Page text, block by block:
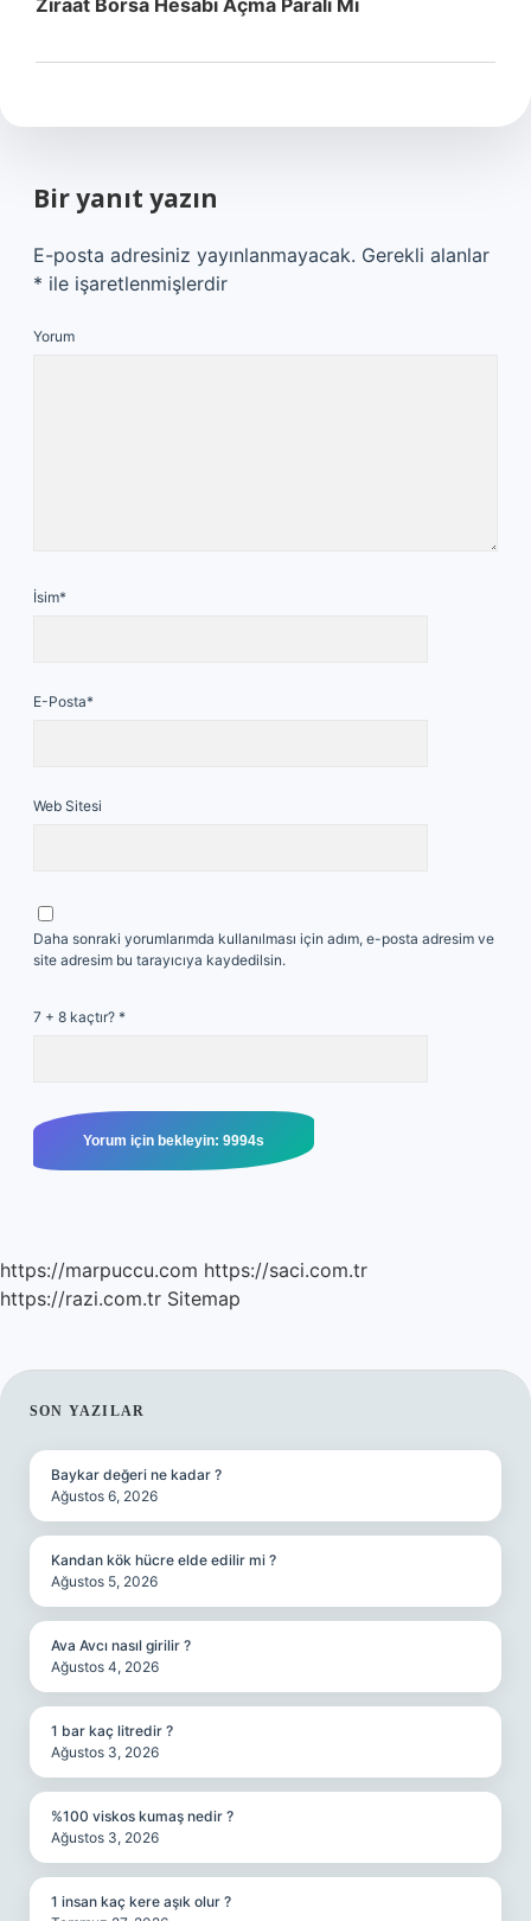
Ziraat Borsa Hesabı Açma Paralı Mı
Bir yanıt yazın
E-posta adresiniz yayınlanmayacak. Gerekli alanlar
* ile işaretlenmişlerdir
Yorum
İsim*
E-Posta*
Web Sitesi
Daha sonraki yorumlarımda kullanılması için adım, e-posta adresim ve
site adresim bu tarayıcıya kaydedilsin.
7 + 8 kaçtır? *
https://marpuccu.com https://saci.com.tr
https://razi.com.tr Sitemap
SIDEBAR
SON YAZILAR
Baykar değeri ne kadar ?
Ağustos 6, 2026
Kandan kök hücre elde edilir mi ?
Ağustos 5, 2026
Ava Avcı nasıl girilir ?
Ağustos 4, 2026
1 bar kaç litredir ?
Ağustos 3, 2026
%100 viskos kumaş nedir ?
Ağustos 3, 2026
1 insan kaç kere aşık olur ?